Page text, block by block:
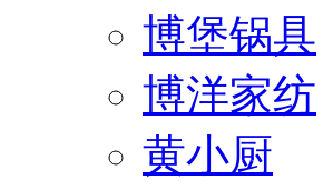
博堡锅具
博洋家纺
黄小厨